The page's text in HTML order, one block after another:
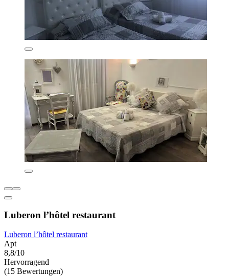
Luberon l’hôtel restaurant
Luberon l’hôtel restaurant
Apt
8,8/10
Hervorragend
(15 Bewertungen)